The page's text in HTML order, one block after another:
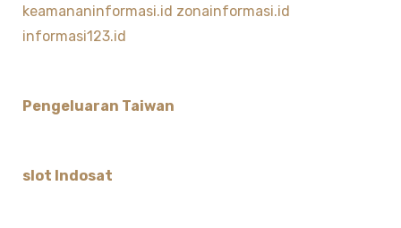
keamananinformasi.id zonainformasi.id
informasi123.id
Pengeluaran Taiwan
slot Indosat